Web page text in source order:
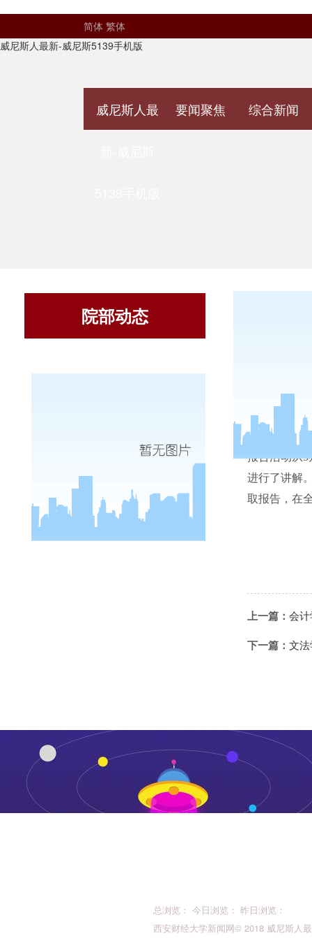
简体 繁体
威尼斯人最新-威尼斯5139手机版
威尼斯人最 要闻聚焦 综合新闻
院部动态
截至 4 月
报告活动从3
进行了讲解
取报告，在
上一篇： 会
下一篇： 文法
总浏览： 今日浏览： 昨日浏览：
西安财经大学新闻网© 2018 威尼斯人